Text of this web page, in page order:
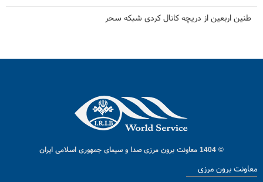
طنین اربعین از دریچه کانال کردی شبکه سحر
© 1404 معاونت برون مرزی صدا و سیمای جمهوری اسلامی ایران
معاونت برون مرزی